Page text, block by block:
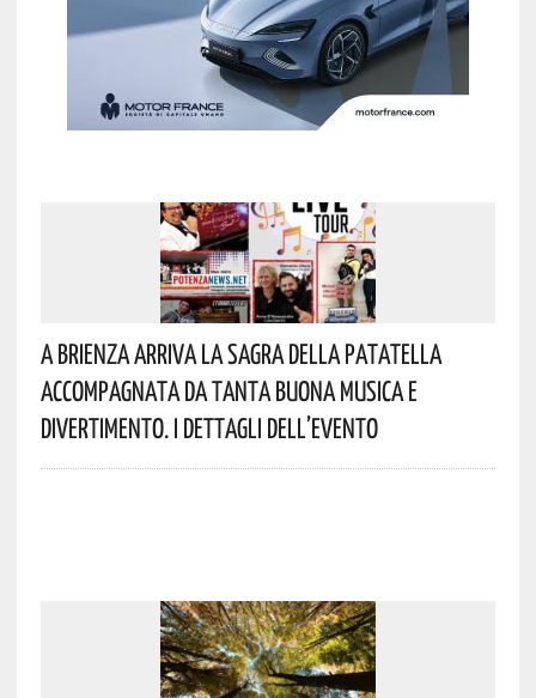
A Brienza Arriva La Sagra Della Patatella
Accompagnata Da Tanta Buona Musica E
Divertimento. I Dettagli Dell’evento